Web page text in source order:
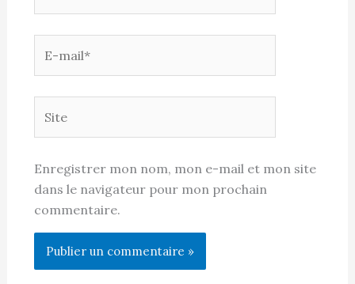
mail*
Enregistrer mon nom, mon e-mail et mon site
dans le navigateur pour mon prochain
commentaire.